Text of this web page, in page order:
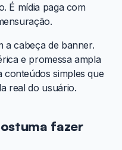
É mídia paga com
a cabeça de banner.
e promessa ampla
simples que
real do usuário.
fazer